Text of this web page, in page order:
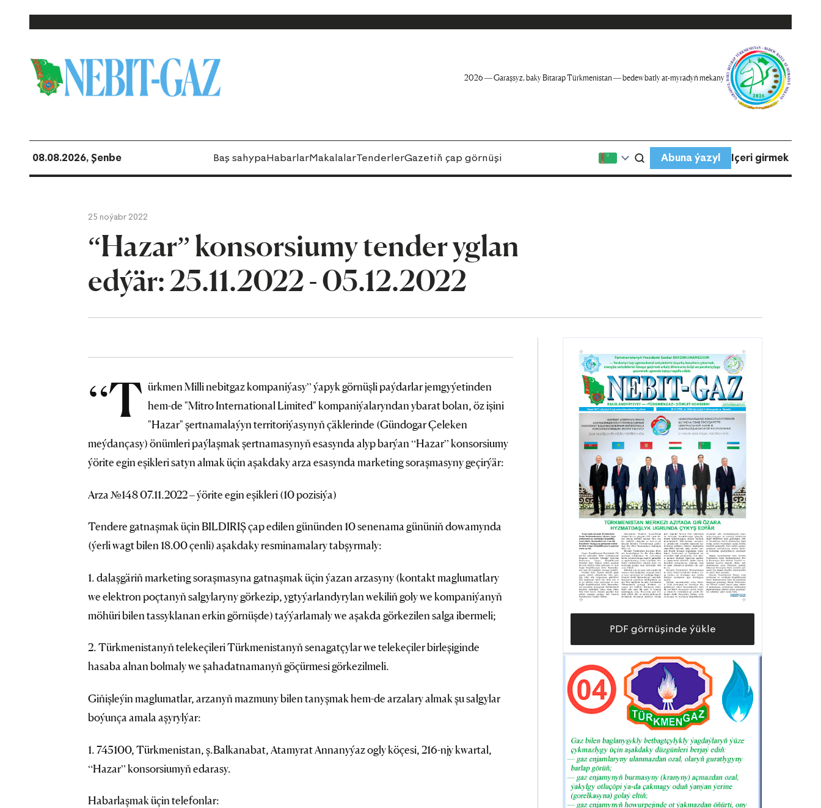
2026 — Garaşsyz, baky Bitarap Türkmenistan — bedew batly at-myradyň mekany
08.08.2026, Şenbe Baş sahypaHabarlarMakalalarTenderlerGazetiň çap görnüşi Abuna ýazyl Içeri girmek
25 noýabr 2022
“Hazar” konsorsiumy tender yglan
edýär: 25.11.2022 - 05.12.2022
“T ürkmen Milli nebitgaz kompaniýasy” ýapyk görnüşli paýdarlar jemgyýetinden
hem-de "Mitro International Limited" kompaniýalaryndan ybarat bolan, öz işini
"Hazar" şertnamalaýyn territoriýasynyň çäklerinde (Gündogar Çeleken
meýdançasy) önümleri paýlaşmak şertnamasynyň esasynda alyp barýan “Hazar” konsorsiumy
ýörite egin eşikleri satyn almak üçin aşakdaky arza esasynda marketing soraşmasyny geçirýär:
Arza №148 07.11.2022 – ýörite egin eşikleri (10 pozisiýa)
Tendere gatnaşmak üçin BILDIRIŞ çap edilen gününden 10 senenama gününiň dowamynda
(ýerli wagt bilen 18.00 çenli) aşakdaky resminamalary tabşyrmaly:
1. dalaşgäriň marketing soraşmasyna gatnaşmak üçin ýazan arzasyny (kontakt maglumatlary
we elektron poçtanyň salgylaryny görkezip, ygtyýarlandyrylan wekiliň goly we kompaniýanyň
möhüri bilen tassyklanan erkin görnüşde) taýýarlamaly we aşakda görkezilen salga ibermeli;
2. Türkmenistanyň telekeçileri Türkmenistanyň senagatçylar we telekeçiler birleşiginde
hasaba alnan bolmaly we şahadatnamanyň göçürmesi görkezilmeli.
Giňişleýin maglumatlar, arzanyň mazmuny bilen tanyşmak hem-de arzalary almak şu salgylar
boýunça amala aşyrylýar:
1. 745100, Türkmenistan, ş.Balkanabat, Atamyrat Annanyýaz ogly köçesi, 216-njy kwartal,
“Hazar” konsorsiumyň edarasy.
Habarlaşmak üçin telefonlar:
PDF görnüşinde ýükle